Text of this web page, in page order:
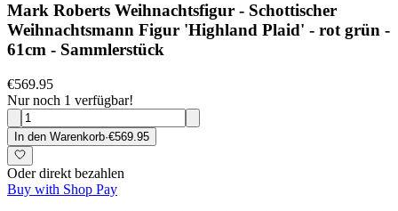
Mark Roberts Weihnachtsfigur - Schottischer
Weihnachtsmann Figur 'Highland Plaid' - rot grün -
61cm - Sammlerstück
€569.95
Nur noch 1 verfügbar!
In den Warenkorb·€569.95
Oder direkt bezahlen
Buy with Shop Pay